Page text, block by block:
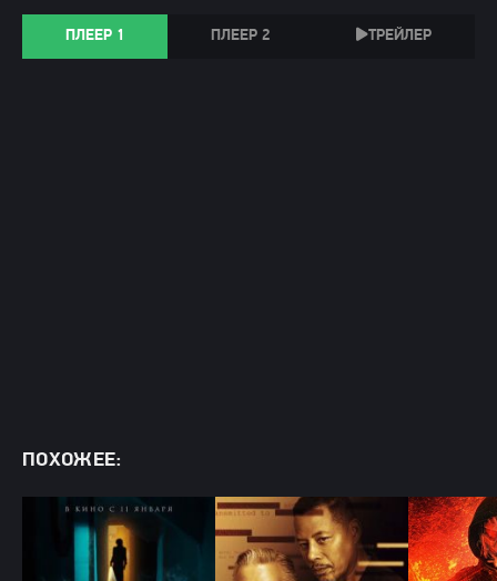
ПЛЕЕР 1 ПЛЕЕР 2 ТРЕЙЛЕР
ПОХОЖЕЕ: